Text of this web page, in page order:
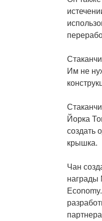
Им не
Йорка
создать
крышка.
Чан
награды